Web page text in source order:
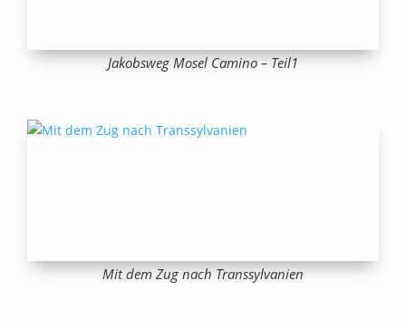
Jakobsweg Mosel Camino – Teil1
Mit dem Zug nach Transsylvanien